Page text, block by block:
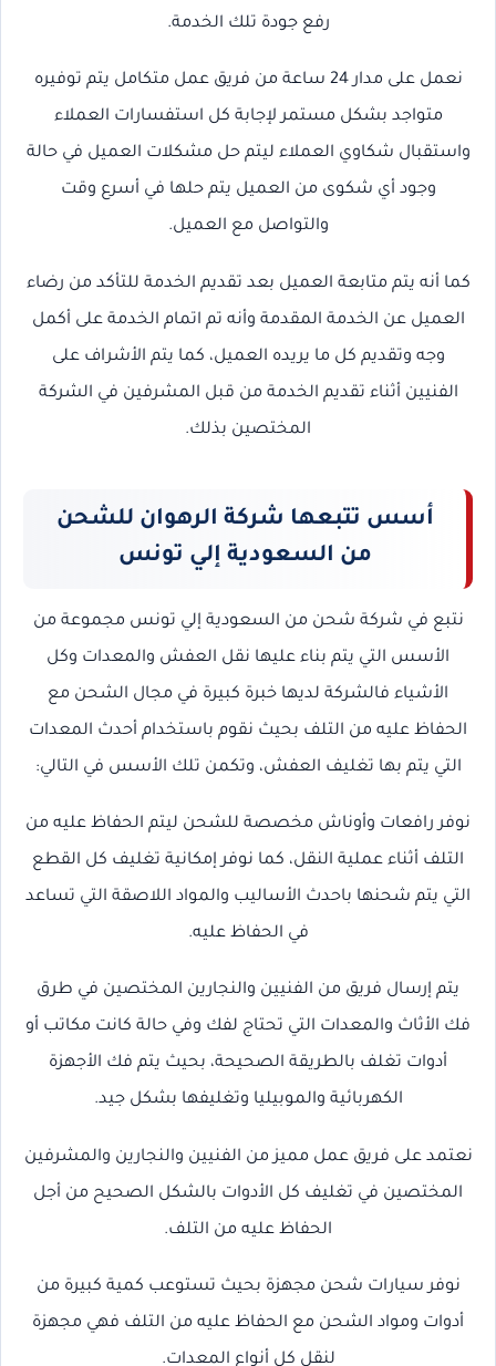
رفع جودة تلك الخدمة.
نعمل على مدار 24 ساعة من فريق عمل متكامل يتم توفيره
متواجد بشكل مستمر لإجابة كل استفسارات العملاء
واستقبال شكاوي العملاء ليتم حل مشكلات العميل في حالة
وجود أي شكوى من العميل يتم حلها في أسرع وقت
والتواصل مع العميل.
كما أنه يتم متابعة العميل بعد تقديم الخدمة للتأكد من رضاء
العميل عن الخدمة المقدمة وأنه تم اتمام الخدمة على أكمل
وجه وتقديم كل ما يريده العميل، كما يتم الأشراف على
الفنيين أثناء تقديم الخدمة من قبل المشرفين في الشركة
المختصين بذلك.
أسس تتبعها شركة الرهوان للشحن
من السعودية إلي تونس
نتبع في شركة شحن من السعودية إلي تونس مجموعة من
الأسس التي يتم بناء عليها نقل العفش والمعدات وكل
الأشياء فالشركة لديها خبرة كبيرة في مجال الشحن مع
الحفاظ عليه من التلف بحيث نقوم باستخدام أحدث المعدات
التي يتم بها تغليف العفش، وتكمن تلك الأسس في التالي:
نوفر رافعات وأوناش مخصصة للشحن ليتم الحفاظ عليه من
التلف أثناء عملية النقل، كما نوفر إمكانية تغليف كل القطع
التي يتم شحنها باحدث الأساليب والمواد اللاصقة التي تساعد
في الحفاظ عليه.
يتم إرسال فريق من الفنيين والنجارين المختصين في طرق
فك الأثاث والمعدات التي تحتاج لفك وفي حالة كانت مكاتب أو
أدوات تغلف بالطريقة الصحيحة، بحيث يتم فك الأجهزة
الكهربائية والموبيليا وتغليفها بشكل جيد.
نعتمد على فريق عمل مميز من الفنيين والنجارين والمشرفين
المختصين في تغليف كل الأدوات بالشكل الصحيح من أجل
الحفاظ عليه من التلف.
نوفر سيارات شحن مجهزة بحيث تستوعب كمية كبيرة من
أدوات ومواد الشحن مع الحفاظ عليه من التلف فهي مجهزة
لنقل كل أنواع المعدات.